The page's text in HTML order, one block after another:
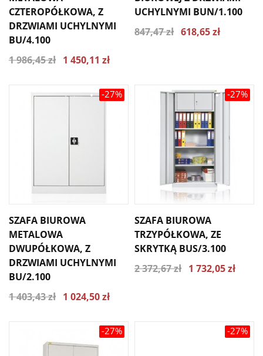
CZTEROPÓŁKOWA, Z
DRZWIAMI UCHYLNYMI
BU/4.100
1 986,45 zł 1 450,11 zł
UCHYLNYMI BUN/1.100
847,47 zł 618,65 zł
-27%
SZAFA BIUROWA
METALOWA
DWUPÓŁKOWA, Z
DRZWIAMI UCHYLNYMI
BU/2.100
1 403,43 zł 1 024,50 zł
-27%
SZAFA BIUROWA
TRZYPÓŁKOWA, ZE
SKRYTKĄ BUS/3.100
2 372,67 zł 1 732,05 zł
-27% -27%